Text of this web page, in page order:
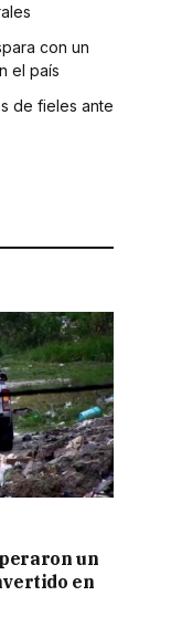
con un
el país
de fieles ante
un
en